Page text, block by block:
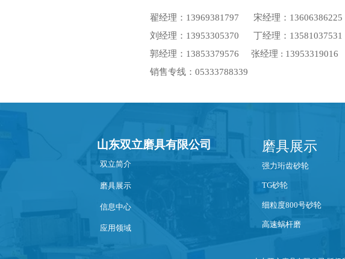
翟经理：13969381797 宋经理：
刘经理：13953305370 丁经理：
郭经理：13853379576 张经理 : 13953319016
销售专线：05333788339
山东双立磨具有限公司
双立简介
磨具展示
信息中心
应用领域
磨具展示
强力珩齿砂轮
TG砂轮
细粒度800号砂轮
高速蜗杆磨